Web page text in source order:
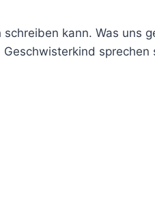
kann. Was uns
sprechen